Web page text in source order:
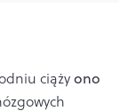
ciążyono